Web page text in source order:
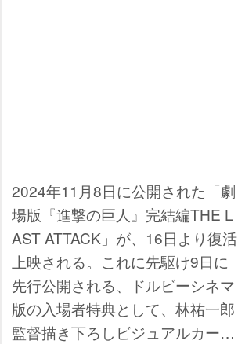
2024年11月8日に公開された「劇
場版『進撃の巨人』完結編THE L
AST ATTACK」が、16日より復活
上映される。これに先駆け9日に
先行公開される、ドルビーシネマ
版の入場者特典として、林祐一郎
監督描き下ろしビジュアルカード